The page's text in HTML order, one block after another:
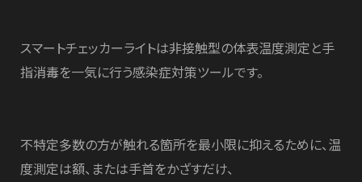
スマートチェッカーライトは非接触型の体表温度測定と手
指消毒を一気に行う感染症対策ツールです。
不特定多数の方が触れる箇所を最小限に抑えるために、温
度測定は額、または手首をかざすだけ、